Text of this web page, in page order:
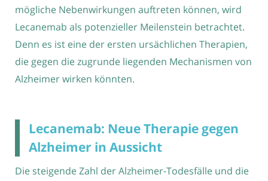
mögliche Nebenwirkungen auftreten können, wird
Lecanemab als potenzieller Meilenstein betrachtet.
Denn es ist eine der ersten ursächlichen Therapien,
die gegen die zugrunde liegenden Mechanismen von
Alzheimer wirken könnten.
Lecanemab: Neue Therapie gegen
Alzheimer in Aussicht
Die steigende Zahl der Alzheimer-Todesfälle und die